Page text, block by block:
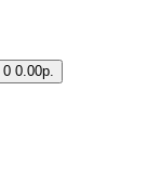
0 0.00р.